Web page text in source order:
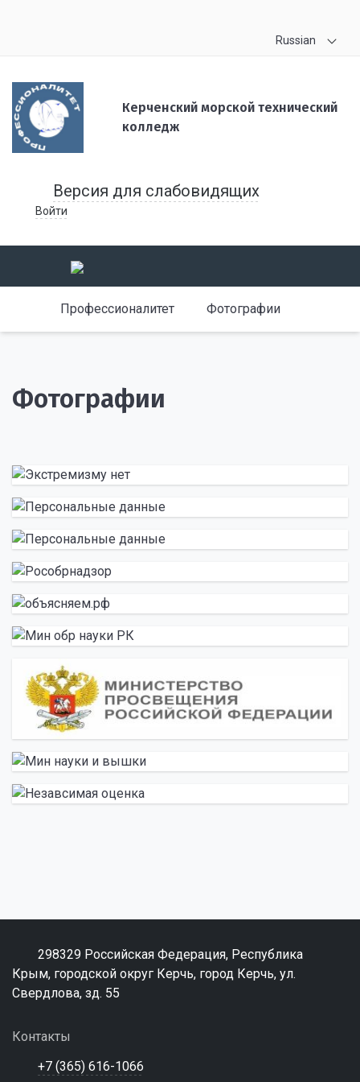
Russian
Керченский морской технический
колледж
Версия для слабовидящих
Войти
Профессионалитет Фотографии
Фотографии
298329 Российская Федерация, Республика
Крым, городской округ Керчь, город Керчь, ул.
Свердлова, зд. 55
Контакты
+7 (365) 616-1066